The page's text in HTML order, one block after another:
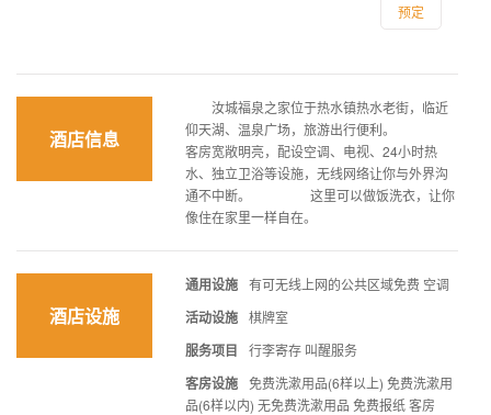
预定
酒店信息
汝城福泉之家位于热水镇热水老街，临近
仰天湖、温泉广场，旅游出行便利。
客房宽敞明亮，配设空调、电视、24小时热
水、独立卫浴等设施，无线网络让你与外界沟
通不中断。 这里可以做饭洗衣，让你
像住在家里一样自在。
酒店设施
通用设施 有可无线上网的公共区域免费 空调
活动设施 棋牌室
服务项目 行李寄存 叫醒服务
客房设施 免费洗漱用品(6样以上) 免费洗漱用
品(6样以内) 无免费洗漱用品 免费报纸 客房